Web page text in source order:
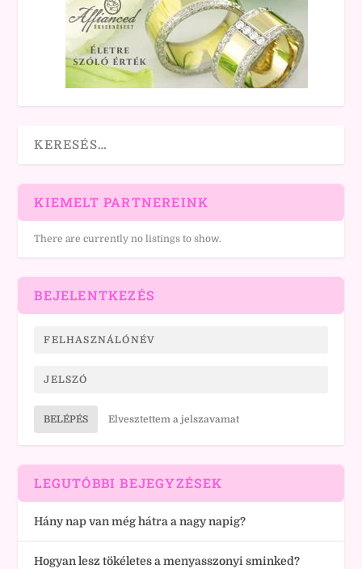
KIEMELT PARTNEREINK
There are currently no listings to show.
BEJELENTKEZÉS
BELÉPÉS Elvesztettem a jelszavamat
LEGUTÓBBI BEJEGYZÉSEK
Hány nap van még hátra a nagy napig?
Hogyan lesz tökéletes a menyasszonyi sminked?